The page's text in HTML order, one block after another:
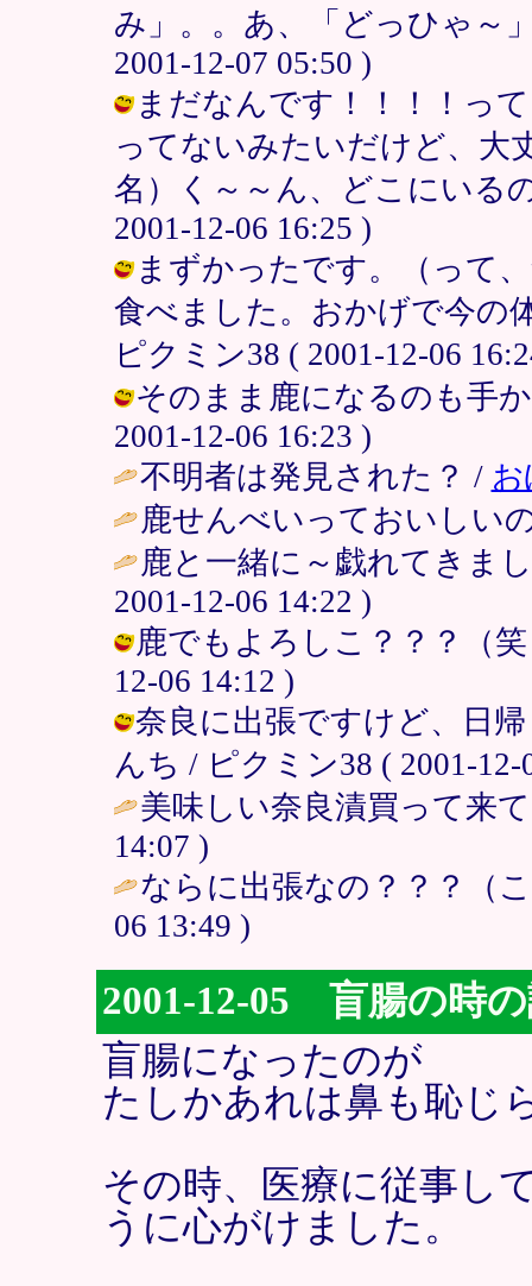
み」。。あ、「どっひゃ～
2001-12-07 05:50 )
まだなんです！！！！っ
ってないみたいだけど、大
名）く～～ん、どこにいる
2001-12-06 16:25 )
まずかったです。（って
食べました。おかげで今の
ピクミン38 ( 2001-12-06
そのまま鹿になるのも手
2001-12-06 16:23 )
不明者は発見された？ /
鹿せんべいっておいしい
鹿と一緒に～戯れてきま
2001-12-06 14:22 )
鹿でもよろしこ？？？（
12-06 14:12 )
奈良に出張ですけど、日
んち / ピクミン38 ( 2001-12-
美味しい奈良漬買って来
14:07 )
ならに出張なの？？？（
06 13:49 )
2001-12-05 盲腸の時
盲腸になったのが
たしかあれは鼻も恥じ
その時、医療に従事し
うに心がけました。